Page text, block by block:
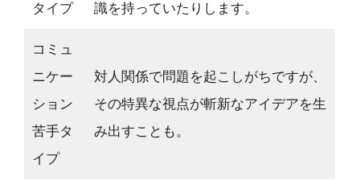
タイプ
識を持っていたりします。
コミュ
ニケー
ション
苦手タ
イプ
対人関係で問題を起こしがちですが、
その特異な視点が斬新なアイデアを生
み出すことも。